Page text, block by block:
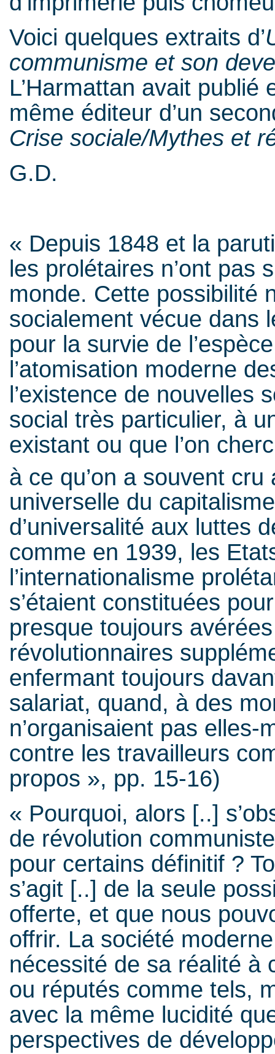
Voici quelques extraits d’
communisme et son
L’Harmattan avait
même éditeur d’un
Crise sociale/Mythes et
G.D.
« Depuis 1848 et la
les prolétaires n’ont pas
monde. Cette possibilité
socialement vécue dans
pour la survie de
l’atomisation moderne
l’existence de nouvelles
social très particulier, à
existant ou que l’on
à ce qu’on a souvent cru
universelle du
d’universalité aux luttes
comme en 1939, les
l’internationalisme
s’étaient constituées
presque toujours
révolutionnaires
enfermant toujours
salariat, quand, à des
n’organisaient pas
contre les travailleurs
propos », pp. 15-16)
« Pourquoi, alors [..]
de révolution
pour certains définitif ?
s’agit [..] de la seule
offerte, et que nous
offrir. La société
nécessité de sa réalité à
ou réputés comme tels,
avec la même lucidité
perspectives de